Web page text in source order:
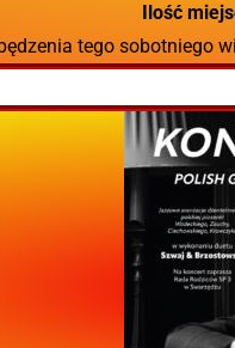
Ilość
tego sobotniego